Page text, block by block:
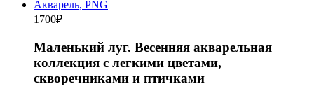
1700₽
Маленький луг. Весенняя акварельная
коллекция с легкими цветами,
скворечниками и птичками